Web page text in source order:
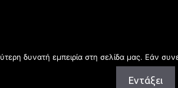
Copyright © 2026 | All
δυνατή εμπειρία στη σελίδα μας. Εάν
Εντάξει